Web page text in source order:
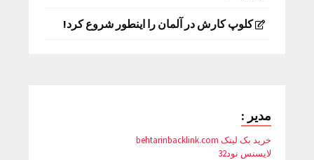
کلوپ کارش در آلمان را اینطور شروع کرد!
مدیر :
خرید بک لینک behtarinbacklink.com
لایسنس نود32